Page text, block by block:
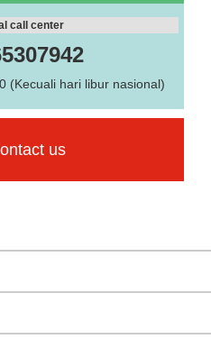
call center
(Kecuali hari libur nasional)
us